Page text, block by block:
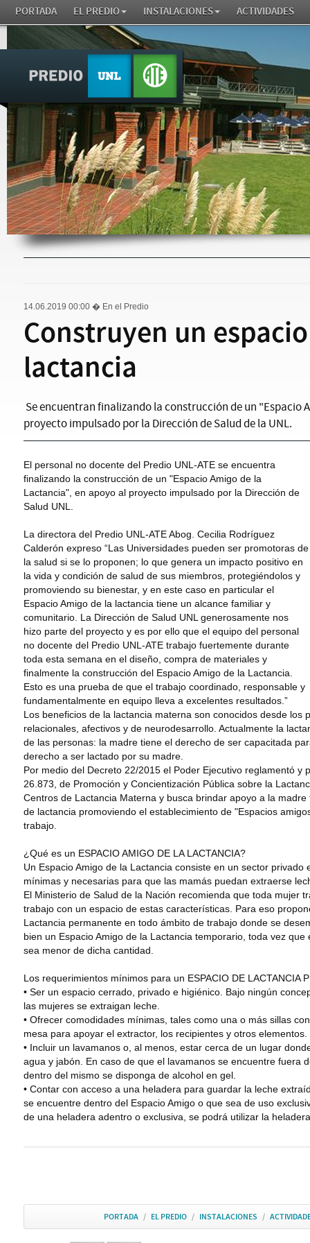
PORTADA EL PREDIO INSTALACIONES ACTIVIDADES
14.06.2019 00:00 � En el Predio
Construyen un
lactancia
Se encuentran finalizando la construcción de un "Espacio
proyecto impulsado por la Dirección de Salud de la UNL.
El personal no docente del Predio UNL-ATE se encuentra
finalizando la construcción de un "Espacio Amigo de la
Lactancia", en apoyo al proyecto impulsado por la Dirección de
Salud UNL.
La directora del Predio UNL-ATE Abog. Cecilia Rodríguez
Calderón expreso “Las Universidades pueden ser promotoras de
la salud si se lo proponen; lo que genera un impacto positivo en
la vida y condición de salud de sus miembros, protegiéndolos y
promoviendo su bienestar, y en este caso en particular el
Espacio Amigo de la lactancia tiene un alcance familiar y
comunitario. La Dirección de Salud UNL generosamente nos
hizo parte del proyecto y es por ello que el equipo del personal
no docente del Predio UNL-ATE trabajo fuertemente durante
toda esta semana en el diseño, compra de materiales y
finalmente la construcción del Espacio Amigo de la Lactancia.
Esto es una prueba de que el trabajo coordinado, responsable y
fundamentalmente en equipo lleva a excelentes resultados.”
Los beneficios de la lactancia materna son conocidos desde los
relacionales, afectivos y de neurodesarrollo. Actualmente la
de las personas: la madre tiene el derecho de ser capacitada
derecho a ser lactado por su madre.
Por medio del Decreto 22/2015 el Poder Ejecutivo reglamentó y
26.873, de Promoción y Concientización Pública sobre la
Centros de Lactancia Materna y busca brindar apoyo a la
de lactancia promoviendo el establecimiento de "Espacios
trabajo.
¿Qué es un ESPACIO AMIGO DE LA LACTANCIA?
Un Espacio Amigo de la Lactancia consiste en un sector
mínimas y necesarias para que las mamás puedan extraerse
El Ministerio de Salud de la Nación recomienda que toda mujer
trabajo con un espacio de estas características. Para eso
Lactancia permanente en todo ámbito de trabajo donde se
bien un Espacio Amigo de la Lactancia temporario, toda vez
sea menor de dicha cantidad.
Los requerimientos mínimos para un ESPACIO DE LACTANCIA
• Ser un espacio cerrado, privado e higiénico. Bajo ningún
las mujeres se extraigan leche.
• Ofrecer comodidades mínimas, tales como una o más sillas
mesa para apoyar el extractor, los recipientes y otros elementos.
• Incluir un lavamanos o, al menos, estar cerca de un lugar
agua y jabón. En caso de que el lavamanos se encuentre fuera
dentro del mismo se disponga de alcohol en gel.
• Contar con acceso a una heladera para guardar la leche
se encuentre dentro del Espacio Amigo o que sea de uso
de una heladera adentro o exclusiva, se podrá utilizar la
PORTADA / EL PREDIO / INSTALACIONES /